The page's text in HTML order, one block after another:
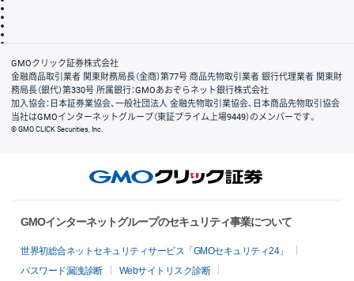
会社案内
GMOクリック証券株式会社
金融商品取引業者 関東財務局長（金商）第77号 商品先物取引業者 銀行代理業者 関東財
務局長（銀代）第330号 所属銀行：GMOあおぞらネット銀行株式会社
加入協会：日本証券業協会、一般社団法人 金融先物取引業協会、日本商品先物取引協会
当社はGMOインターネットグループ（東証プライム上場9449）のメンバーです。
© GMO CLICK Securities, Inc.
GMOインターネットグループのセキュリティ事業について
世界初総合ネットセキュリティサービス「GMOセキュリティ24」
パスワード漏洩診断
Webサイトリスク診断